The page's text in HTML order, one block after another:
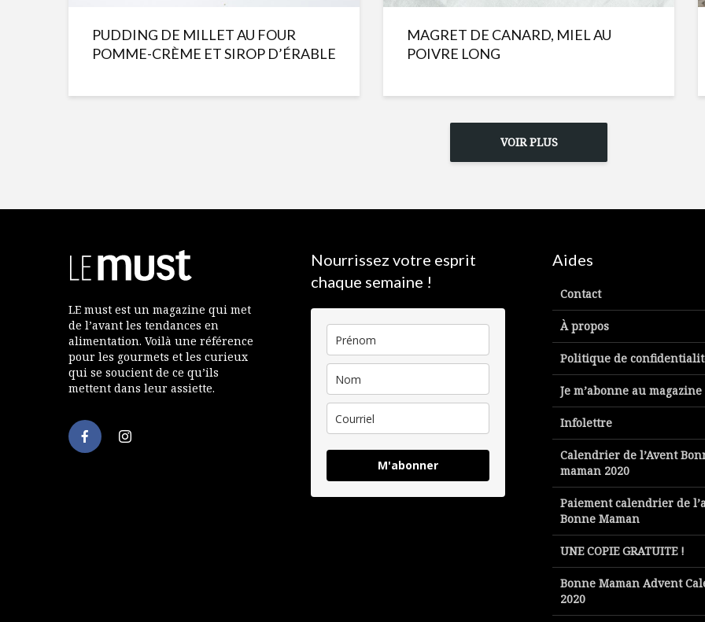
PUDDING DE MILLET AU FOUR
POMME-CRÈME ET SIROP D’ÉRABLE
MAGRET DE CANARD, MIEL AU
POIVRE LONG
VOIR PLUS
LE must est un magazine qui met
de l’avant les tendances en
alimentation. Voilà une référence
pour les gourmets et les curieux
qui se soucient de ce qu’ils
mettent dans leur assiette.
Nourrissez votre esprit
chaque semaine !
M'abonner
Aides
Contact
À propos
Politique de
Je m’abonne au magazine
Infolettre
Calendrier de l’Avent
maman 2020
Paiement calendrier de
Bonne Maman
UNE COPIE GRATUITE !
Bonne Maman Advent
2020